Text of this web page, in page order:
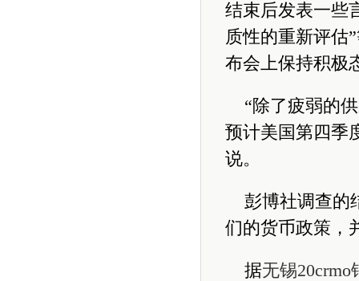
结束后发表一些
质性的重新评估
布会上保持积极
“除了疲弱的
预计美国第四季
说。
彭博社调查的
们的货币政策，
据无锡20crmo